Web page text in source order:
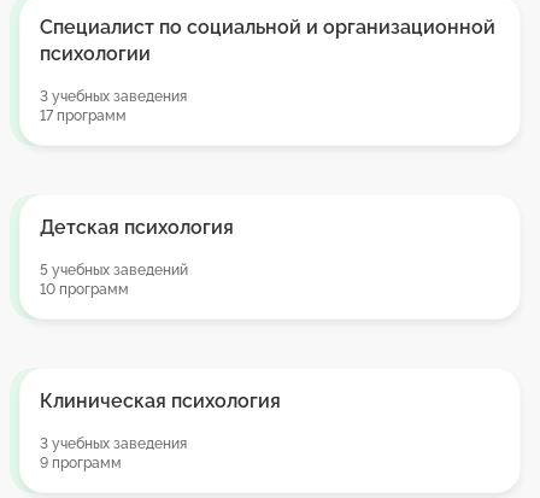
Специалист по социальной и организационной
психологии
3 учебных заведения
17 программ
Детская психология
5 учебных заведений
10 программ
Клиническая психология
3 учебных заведения
9 программ